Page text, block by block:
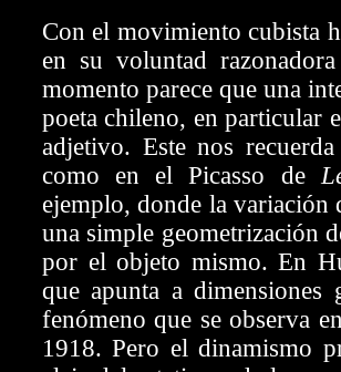
Con el movimiento cubista
en su voluntad
momento parece que una
poeta chileno, en particular
adjetivo. Este nos
como en el Picasso de
ejemplo, donde la variación
una simple geometrización
por el objeto mismo. En
que apunta a
fenómeno que se observa
1918. Pero el dinamismo